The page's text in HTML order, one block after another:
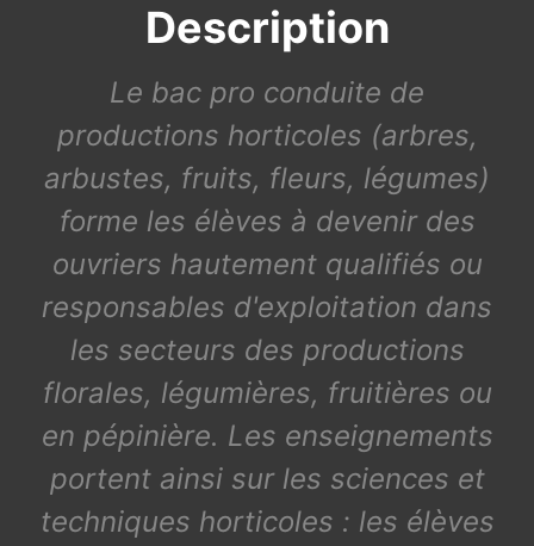
Description
Le bac pro conduite de
productions horticoles (arbres,
arbustes, fruits, fleurs, légumes)
forme les élèves à devenir des
ouvriers hautement qualifiés ou
responsables d'exploitation dans
les secteurs des productions
florales, légumières, fruitières ou
en pépinière. Les enseignements
portent ainsi sur les sciences et
techniques horticoles : les élèves